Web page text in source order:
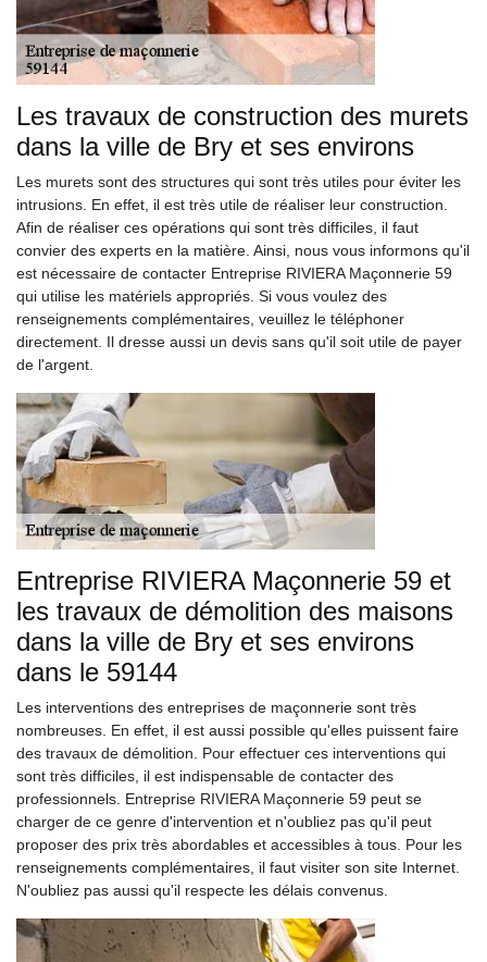
Les travaux de construction des murets
dans la ville de Bry et ses environs
Les murets sont des structures qui sont très utiles pour éviter les
intrusions. En effet, il est très utile de réaliser leur construction.
Afin de réaliser ces opérations qui sont très difficiles, il faut
convier des experts en la matière. Ainsi, nous vous informons qu'il
est nécessaire de contacter Entreprise RIVIERA Maçonnerie 59
qui utilise les matériels appropriés. Si vous voulez des
renseignements complémentaires, veuillez le téléphoner
directement. Il dresse aussi un devis sans qu'il soit utile de payer
de l'argent.
Entreprise RIVIERA Maçonnerie 59 et
les travaux de démolition des maisons
dans la ville de Bry et ses environs
dans le 59144
Les interventions des entreprises de maçonnerie sont très
nombreuses. En effet, il est aussi possible qu'elles puissent faire
des travaux de démolition. Pour effectuer ces interventions qui
sont très difficiles, il est indispensable de contacter des
professionnels. Entreprise RIVIERA Maçonnerie 59 peut se
charger de ce genre d'intervention et n'oubliez pas qu'il peut
proposer des prix très abordables et accessibles à tous. Pour les
renseignements complémentaires, il faut visiter son site Internet.
N'oubliez pas aussi qu'il respecte les délais convenus.